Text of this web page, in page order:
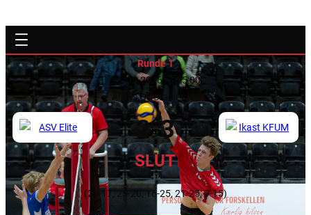
Runde 1
28/02-2026 kl. 15:00
Århus Gl. Stadionhal
2-3
SLUT
(25-17, 25-20, 16-25, 21-25, 9-15)